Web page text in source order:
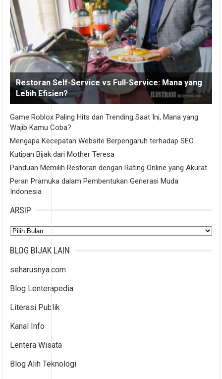
Restoran Self-Service vs Full-Service: Mana yang
Lebih Efisien?
Game Roblox Paling Hits dan Trending Saat Ini, Mana yang
Wajib Kamu Coba?
Mengapa Kecepatan Website Berpengaruh terhadap SEO
Kutipan Bijak dari Mother Teresa
Panduan Memilih Restoran dengan Rating Online yang Akurat
Peran Pramuka dalam Pembentukan Generasi Muda
Indonesia
ARSIP
Arsip
BLOG BIJAK LAIN
seharusnya.com
Blog Lenterapedia
Literasi Publik
Kanal Info
Lentera Wisata
Blog Alih Teknologi